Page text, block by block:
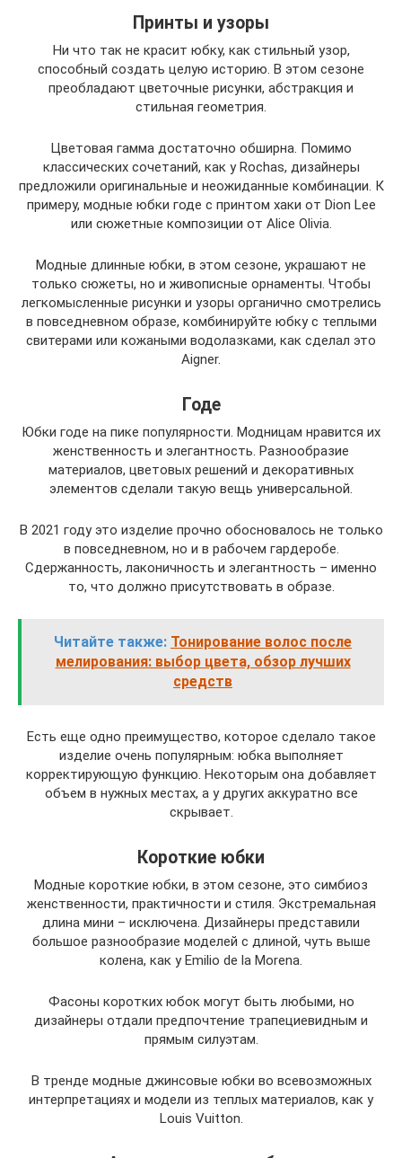
Принты и узоры
Ни что так не красит юбку, как стильный узор,
способный создать целую историю. В этом сезоне
преобладают цветочные рисунки, абстракция и
стильная геометрия.
Цветовая гамма достаточно обширна. Помимо
классических сочетаний, как у Rochas, дизайнеры
предложили оригинальные и неожиданные комбинации. К
примеру, модные юбки годе с принтом хаки от Dion Lee
или сюжетные композиции от Alice Olivia.
Модные длинные юбки, в этом сезоне, украшают не
только сюжеты, но и живописные орнаменты. Чтобы
легкомысленные рисунки и узоры органично смотрелись
в повседневном образе, комбинируйте юбку с теплыми
свитерами или кожаными водолазками, как сделал это
Aigner.
Годе
Юбки годе на пике популярности. Модницам нравится их
женственность и элегантность. Разнообразие
материалов, цветовых решений и декоративных
элементов сделали такую вещь универсальной.
В 2021 году это изделие прочно обосновалось не только
в повседневном, но и в рабочем гардеробе.
Сдержанность, лаконичность и элегантность – именно
то, что должно присутствовать в образе.
Читайте также: Тонирование волос после
мелирования: выбор цвета, обзор лучших
средств
Есть еще одно преимущество, которое сделало такое
изделие очень популярным: юбка выполняет
корректирующую функцию. Некоторым она добавляет
объем в нужных местах, а у других аккуратно все
скрывает.
Короткие юбки
Модные короткие юбки, в этом сезоне, это симбиоз
женственности, практичности и стиля. Экстремальная
длина мини – исключена. Дизайнеры представили
большое разнообразие моделей с длиной, чуть выше
колена, как у Emilio de la Morena.
Фасоны коротких юбок могут быть любыми, но
дизайнеры отдали предпочтение трапециевидным и
прямым силуэтам.
В тренде модные джинсовые юбки во всевозможных
интерпретациях и модели из теплых материалов, как у
Louis Vuitton.